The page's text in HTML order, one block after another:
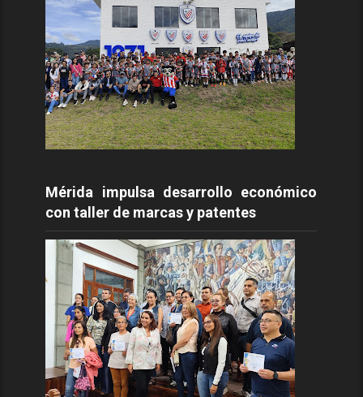
Mérida impulsa desarrollo económico
con taller de marcas y patentes